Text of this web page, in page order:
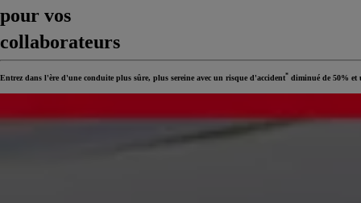
pour vos
collaborateurs
Entrez dans l'ère d'une conduite plus sûre, plus sereine avec un risque d'accident* diminué de 50% et